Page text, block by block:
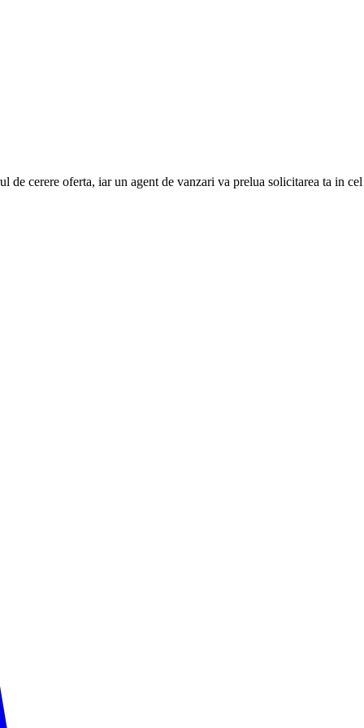
de cerere oferta, iar un agent de vanzari va prelua solicitarea ta in